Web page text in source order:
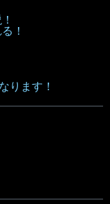
！
ります！